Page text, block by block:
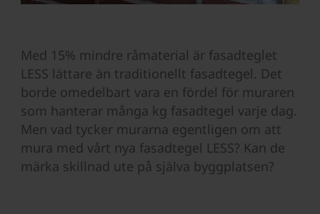
Med 15% mindre råmaterial är fasadteglet
LESS lättare än traditionellt fasadtegel. Det
borde omedelbart vara en fördel för muraren
som hanterar många kg fasadtegel varje dag.
Men vad tycker murarna egentligen om att
mura med vårt nya fasadtegel LESS? Kan de
märka skillnad ute på själva byggplatsen?